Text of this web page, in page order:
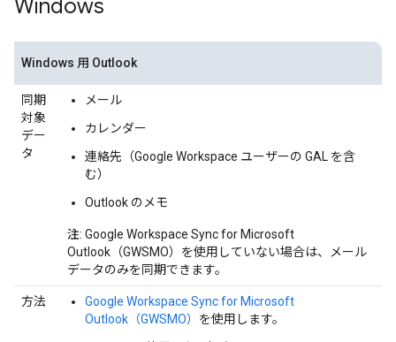
Windows
Windows 用 Outlook
同期
対象
デー
タ
メール
カレンダー
連絡先（Google Workspace ユーザーの GAL を含
む）
Outlook のメモ
注: Google Workspace Sync for Microsoft
Outlook（GWSMO）を使用していない場合は、メール
データのみを同期できます。
方法
Google Workspace Sync for Microsoft
Outlook（GWSMO） を使用します。